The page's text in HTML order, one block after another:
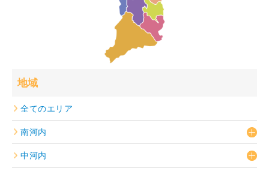
地域
全てのエリア
南河内
中河内